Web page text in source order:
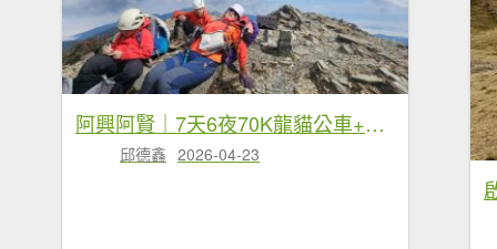
阿興阿賢｜7天6夜70K龍貓公車+駒盆西稜接馬博
邱德鑫 2026-04-23